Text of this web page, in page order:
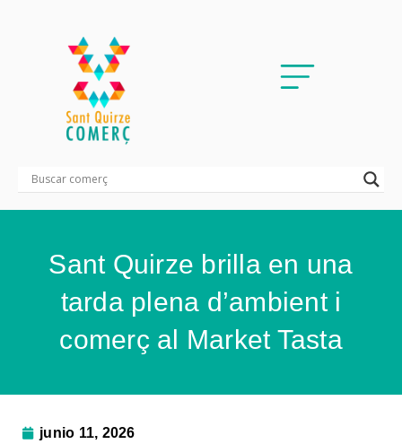
Sant Quirze brilla en una
tarda plena d’ambient i
comerç al Market Tasta
junio 11, 2026